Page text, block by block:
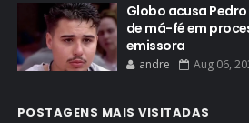
Globo acusa Pedro
de má-fé em
emissora
andre Aug 06,
POSTAGENS MAIS VISITADAS